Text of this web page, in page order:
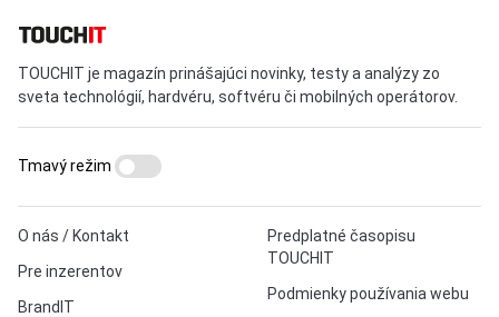
TOUCHIT je magazín prinášajúci novinky, testy a analýzy zo
sveta technológií, hardvéru, softvéru či mobilných operátorov.
O nás / Kontakt
Pre inzerentov
BrandIT
Predplatné časopisu
TOUCHIT
Podmienky používania webu
Tmavý režim